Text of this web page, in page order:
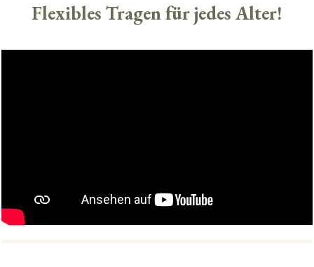
Flexibles Tragen für jedes Alter!